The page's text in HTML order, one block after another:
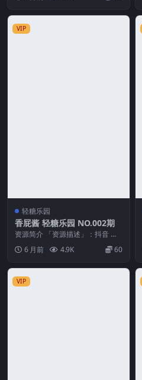
VIP
轻糖乐园
香屁酱 轻糖乐园 NO.002期
资源简介 「资源描述」：抖音 香
屁酱 轻糖乐园 NO.002期 【30P】
「资...6 月前 4.9K 60
VIP